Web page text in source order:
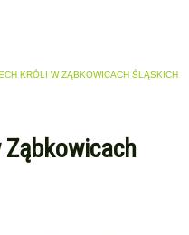
KRÓLI W ZĄBKOWICACH ŚLĄSKICH
Ząbkowicach